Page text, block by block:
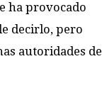
ha provocado
decirlo, pero
autoridades de